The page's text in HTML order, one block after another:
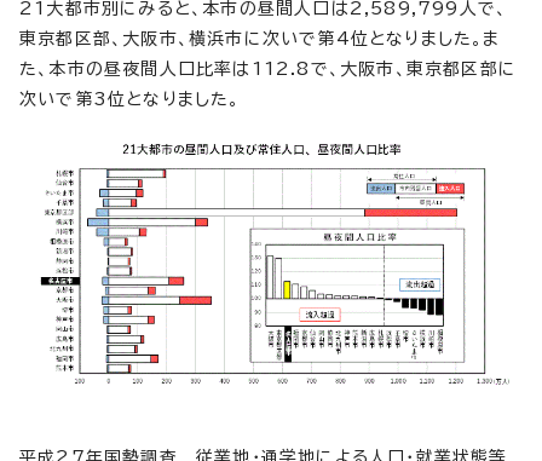
21大都市別にみると、本市の昼間人口は2,589,799人で、
東京都区部、大阪市、横浜市に次いで第4位となりました。ま
た、本市の昼夜間人口比率は112.8で、大阪市、東京都区部に
次いで第3位となりました。
平成27年国勢調査 従業地・通学地による人口・就業状態等